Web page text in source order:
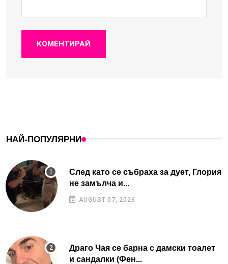
КОМЕНТИРАЙ
НАЙ-ПОПУЛЯРНИ
След като се събраха за дует, Глория
не замълча и...
AUGUST 07, 2026
Драго Чая се барна с дамски тоалет
и сандалки (Фен...